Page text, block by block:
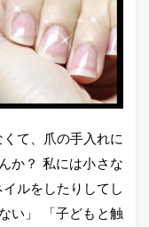
て、爪の手入れに
か？ 私には小さな
ルをしたりしてし
い」 「子どもと触